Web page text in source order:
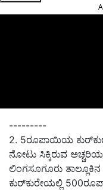
---------
2. 5ರೂಪಾಯಿಯ
ನೋಟು ಸಿಕ್ಕಿರುವ
ಲಿಂಗಸೂಗೂರು ತಾಲ್ಲೂಕಿನ
ಕುರ್‌ಕುರೇಯಲ್ಲಿ